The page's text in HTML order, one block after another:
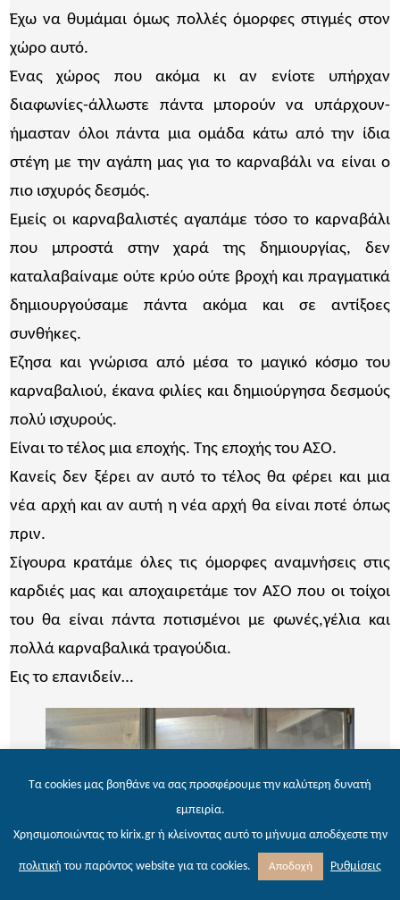
Έχω να θυμάμαι όμως πολλές όμορφες στιγμές στον
χώρο αυτό.
Ένας χώρος που ακόμα κι αν ενίοτε υπήρχαν
διαφωνίες-άλλωστε πάντα μπορούν να υπάρχουν-
ήμασταν όλοι πάντα μια ομάδα κάτω από την ίδια
στέγη με την αγάπη μας για το καρναβάλι να είναι ο
πιο ισχυρός δεσμός.
Εμείς οι καρναβαλιστές αγαπάμε τόσο το καρναβάλι
που μπροστά στην χαρά της δημιουργίας, δεν
καταλαβαίναμε ούτε κρύο ούτε βροχή και πραγματικά
δημιουργούσαμε πάντα ακόμα και σε αντίξοες
συνθήκες.
Έζησα και γνώρισα από μέσα το μαγικό κόσμο του
καρναβαλιού, έκανα φιλίες και δημιούργησα δεσμούς
πολύ ισχυρούς.
Είναι το τέλος μια εποχής. Της εποχής του ΑΣΟ.
Κανείς δεν ξέρει αν αυτό το τέλος θα φέρει και μια
νέα αρχή και αν αυτή η νέα αρχή θα είναι ποτέ όπως
πριν.
Σίγουρα κρατάμε όλες τις όμορφες αναμνήσεις στις
καρδιές μας και αποχαιρετάμε τον ΑΣΟ που οι τοίχοι
του θα είναι πάντα ποτισμένοι με φωνές,γέλια και
πολλά καρναβαλικά τραγούδια.
Εις το επανιδείν…
Τα cookies μας βοηθάνε να σας προσφέρουμε την καλύτερη δυνατή
εμπειρία.
Χρησιμοποιώντας το kirix.gr ή κλείνοντας αυτό το μήνυμα αποδέχεστε την
πολιτική του παρόντος website για τα cookies. Αποδοχή Ρυθμίσεις